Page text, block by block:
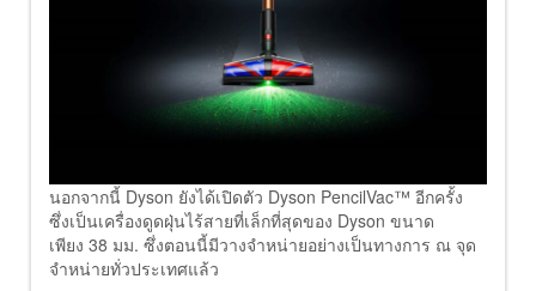
นอกจากนี้ Dyson ยังได้เปิดตัว Dyson PencilVac™ อีกครั้ง
ซึ่งเป็นเครื่องดูดฝุ่นไร้สายที่เล็กที่สุดของ Dyson ขนาด
เพียง 38 มม. ซึ่งตอนนี้มีวางจำหน่ายอย่างเป็นทางการ ณ จุด
จำหน่ายทั่วประเทศแล้ว